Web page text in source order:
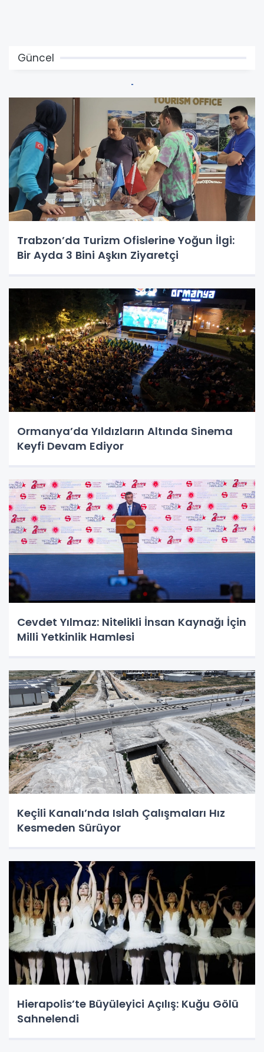
Güncel
Trabzon’da Turizm Ofislerine Yoğun İlgi:
Bir Ayda 3 Bini Aşkın Ziyaretçi
Ormanya’da Yıldızların Altında Sinema
Keyfi Devam Ediyor
Cevdet Yılmaz: Nitelikli İnsan Kaynağı İçin
Milli Yetkinlik Hamlesi
Keçili Kanalı’nda Islah Çalışmaları Hız
Kesmeden Sürüyor
Hierapolis’te Büyüleyici Açılış: Kuğu Gölü
Sahnelendi